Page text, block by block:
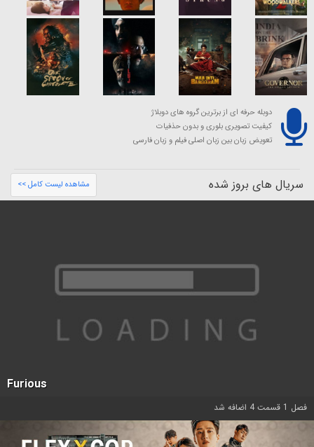
دوبله حرفه ای از برترین گروه های دوبلاژ
کیفیت تصویری بلوری و بدون حذفیات
تعویض زبان بین زبان اصلی فیلم و زبان فارسی
سریال های بروز شده مشاهده لیست کامل >>
Furious
فصل 1 قسمت 4 اضافه شد